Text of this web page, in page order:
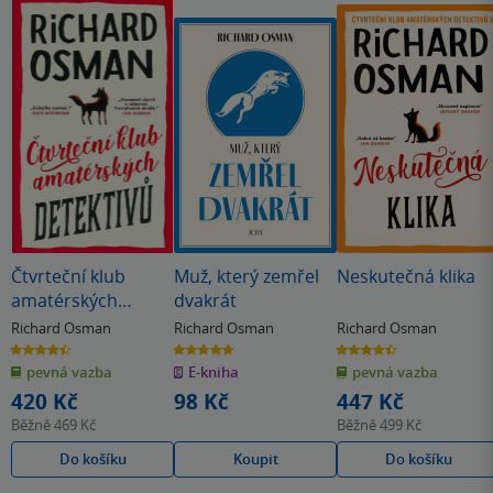
Čtvrteční klub
amatérských
detektivů
Richard Osman
4.4
z
5
hvězdiček
pevná vazba
420 Kč
Běžně469 Kč
Do košíku
Muž, který zemřel
dvakrát
Richard Osman
4.7
z
5
hvězdiček
E-kniha
98 Kč
Koupit
Neskutečná klika
Richard Osman
4.5
z
5
hvězdiček
pevná vazba
447 Kč
Běžně499 Kč
Do košíku